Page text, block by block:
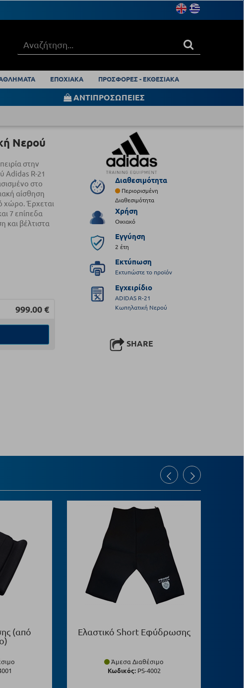
ΕΠΟΧΙΑΚΑ ΠΡΟΣΦΟΡΕΣ - ΕΚΘΕΣΙΑΚΑ
ΑΝΤΙΠΡΟΣΩΠΕΙΕΣ
Νερού
στην
Adidas R-21
στο
αίσθηση
χώρο. Έρχεται
7 επίπεδα
και βέλτιστα
999.00 €
Διαθεσιμότητα
Περιορισμένη
Διαθεσιμότητα
Χρήση
Οικιακό
Εγγύηση
2 έτη
Εκτύπωση
Εκτυπώστε το προϊόν
Εγχειρίδιο
ADIDAS R-21
Κωπηλατική Νερού
SHARE
(από
Ελαστικό Short Εφύδρωσης
Άμεσα Διαθέσιμο
Κωδικός:PS-4002